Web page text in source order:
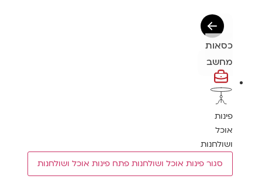
כסאות
מחשב
פינות
אוכל
ושולחנות
סגור פינות אוכל ושולחנות פתח פינות אוכל ושולחנות